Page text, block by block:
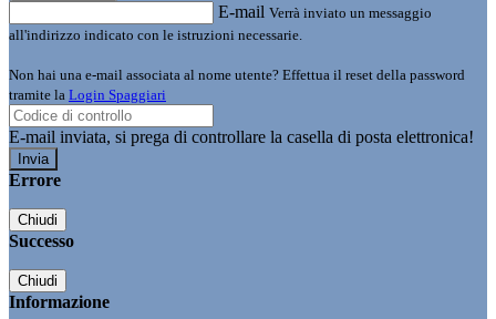
E-mail Verrà inviato un messaggio
all'indirizzo indicato con le istruzioni necessarie.
Non hai una e-mail associata al nome utente? Effettua il reset della password
tramite la Login Spaggiari
E-mail inviata, si prega di controllare la casella di posta elettronica!
Errore
Chiudi
Successo
Chiudi
Informazione